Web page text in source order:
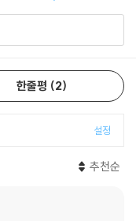
한줄평 2
설정
추천순